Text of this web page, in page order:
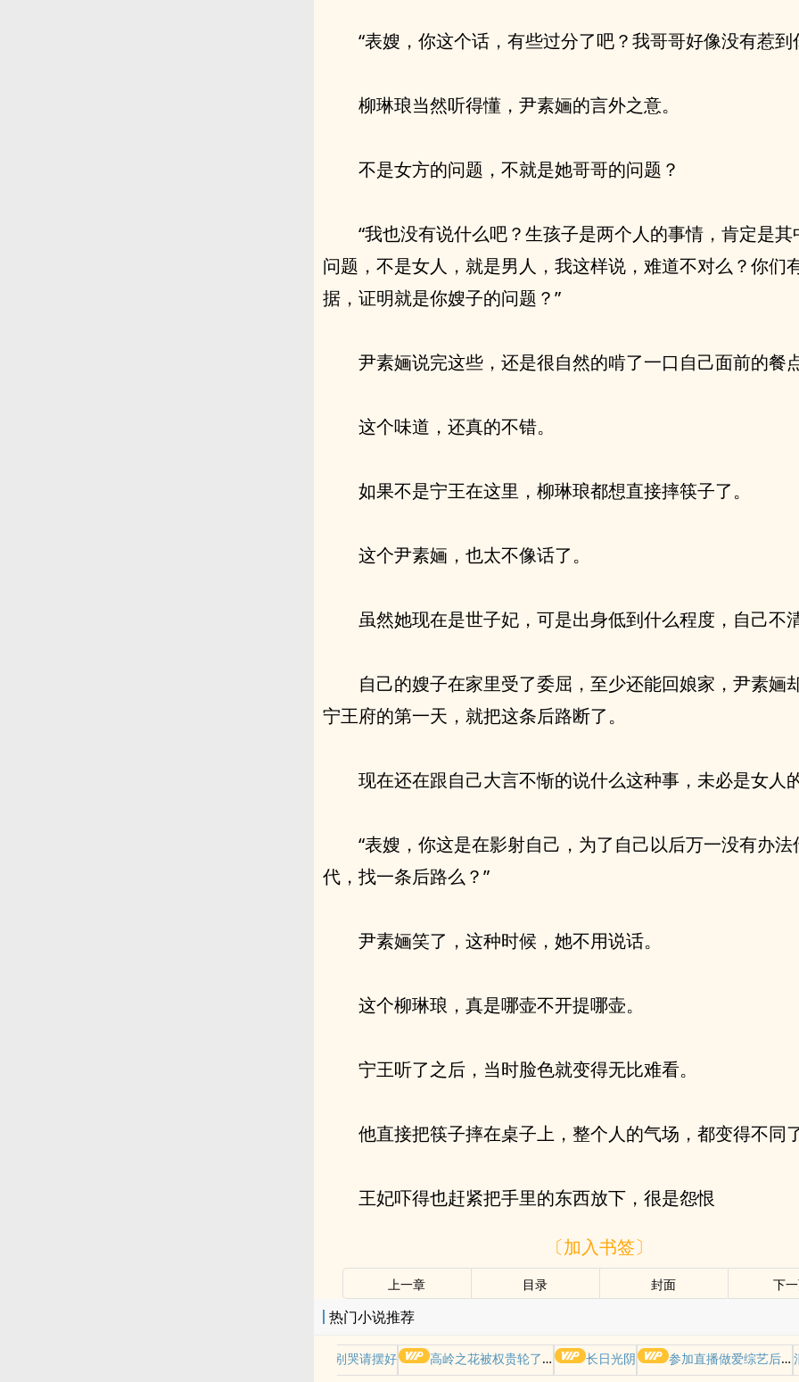
“表嫂，你这个话，有些过分了吧？我哥哥好像没有惹到
柳琳琅当然听得懂，尹素婳的言外之意。
不是女方的问题，不就是她哥哥的问题？
“我也没有说什么吧？生孩子是两个人的事情，肯定是其
问题，不是女人，就是男人，我这样说，难道不对么？你们
据，证明就是你嫂子的问题？”
尹素婳说完这些，还是很自然的啃了一口自己面前的餐点
这个味道，还真的不错。
如果不是宁王在这里，柳琳琅都想直接摔筷子了。
这个尹素婳，也太不像话了。
虽然她现在是世子妃，可是出身低到什么程度，自己不
自己的嫂子在家里受了委屈，至少还能回娘家，尹素婳
宁王府的第一天，就把这条后路断了。
现在还在跟自己大言不惭的说什么这种事，未必是女人
“表嫂，你这是在影射自己，为了自己以后万一没有办法
代，找一条后路么？”
尹素婳笑了，这种时候，她不用说话。
这个柳琳琅，真是哪壶不开提哪壶。
宁王听了之后，当时脸色就变得无比难看。
他直接把筷子摔在桌子上，整个人的气场，都变得不同了
王妃吓得也赶紧把手里的东西放下，很是怨恨
〔加入书签〕
上一章 目录 封面 下
热门小说推荐
老师别哭请摆好 高岭之花被权贵轮了后 长日光阴 参加直播做爱综艺后我火了(NPH)